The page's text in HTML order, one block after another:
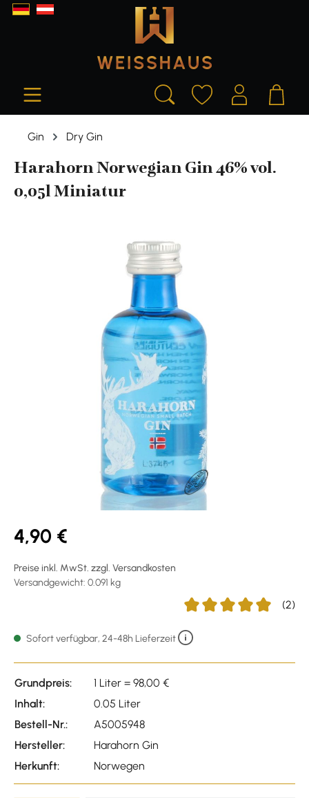
springen
Gin Dry Gin
Harahorn Norwegian Gin 46% vol.
0,05l Miniatur
4,90 €
Preise inkl. MwSt. zzgl. Versandkosten
Versandgewicht: 0.091 kg
(2)
Sofort verfügbar, 24-48h Lieferzeit
Grundpreis:
1 Liter = 98,00 €
Inhalt:
0.05 Liter
Bestell-Nr.:
A5005948
Hersteller:
Harahorn Gin
Herkunft:
Norwegen